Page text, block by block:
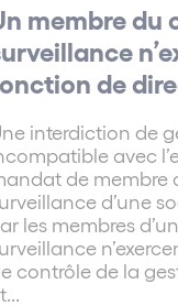
membre du
de
interdiction de
avec
de membre
d’une
les membres
contrôle de la